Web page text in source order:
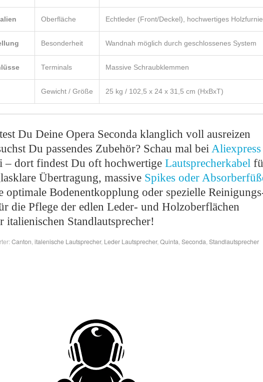
Oberfläche Echtleder (Front/Deckel), hochwertiges
Besonderheit Wandnah möglich durch geschlossenes System
Terminals Massive Schraubklemmen
Gewicht / Größe 25 kg / 102,5 x 24 x 31,5 cm (HxBxT)
Du Deine Opera Seconda klanglich voll ausreizen
Du passendes Zubehör? Schau mal bei Aliexpress
– dort findest Du oft hochwertige Lautsprecherkabel
Übertragung, massive Spikes oder
optimale Bodenentkopplung oder spezielle
die Pflege der edlen Leder- und Holzoberflächen
italienischen Standlautsprecher!
Canton,italenische Lautsprecher, Leder Lautsprecher,Quinta,Seconda,Standlautsprecher